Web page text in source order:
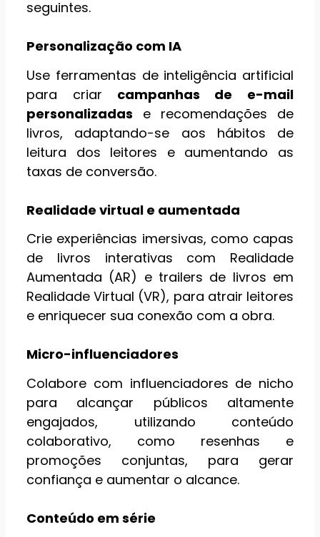
seguintes.
Personalização com IA
Use ferramentas de inteligência artificial
para criar campanhas de e-mail
personalizadas e recomendações de
livros, adaptando-se aos hábitos de
leitura dos leitores e aumentando as
taxas de conversão.
Realidade virtual e aumentada
Crie experiências imersivas, como capas
de livros interativas com Realidade
Aumentada (AR) e trailers de livros em
Realidade Virtual (VR), para atrair leitores
e enriquecer sua conexão com a obra.
Micro-influenciadores
Colabore com influenciadores de nicho
para alcançar públicos altamente
engajados, utilizando conteúdo
colaborativo, como resenhas e
promoções conjuntas, para gerar
confiança e aumentar o alcance.
Conteúdo em série